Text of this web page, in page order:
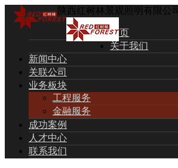
陕西红树林景观照明有限公司
首页
关于我们
新闻中心
关联公司
业务板块
工程服务
金融服务
成功案例
人才中心
联系我们